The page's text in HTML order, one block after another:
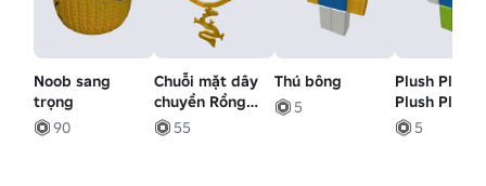
Noob sang
trọng
90
Chuỗi mặt dây
chuyền Rồng
vàng
55
Thú bông
5
Plush Plush
Plush Plush
Plush Plush
Plush Plush
5